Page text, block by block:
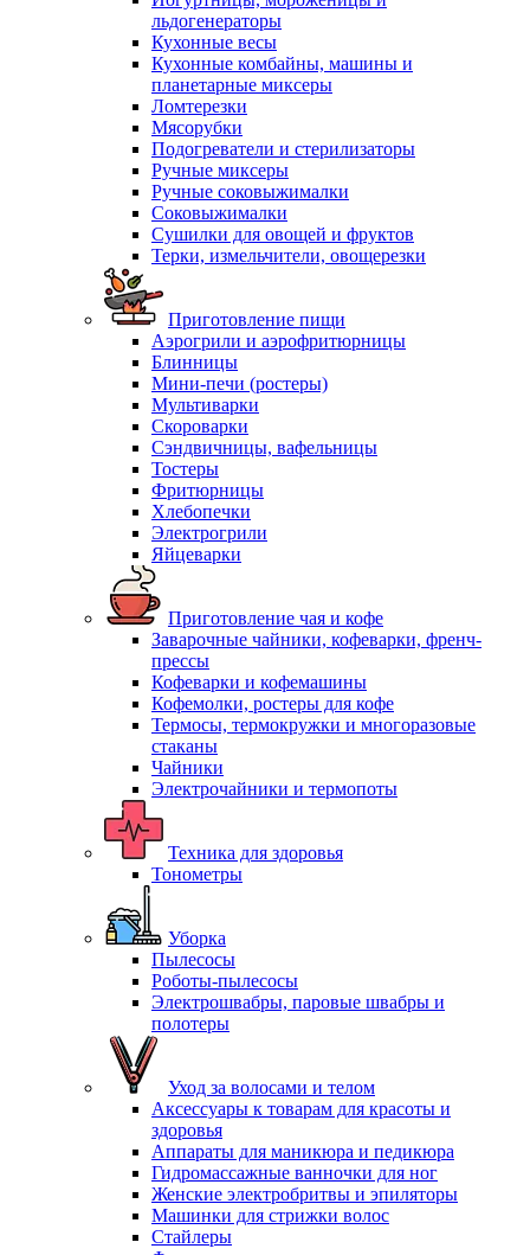
льдогенераторы
Кухонные весы
Кухонные комбайны, машины и
планетарные миксеры
Ломтерезки
Мясорубки
Подогреватели и стерилизаторы
Ручные миксеры
Ручные соковыжималки
Соковыжималки
Сушилки для овощей и фруктов
Терки, измельчители, овощерезки
Приготовление пищи
Аэрогрили и аэрофритюрницы
Блинницы
Мини-печи (ростеры)
Мультиварки
Скороварки
Сэндвичницы, вафельницы
Тостеры
Фритюрницы
Хлебопечки
Электрогрили
Яйцеварки
Приготовление чая и кофе
Заварочные чайники, кофеварки, френч-
прессы
Кофеварки и кофемашины
Кофемолки, ростеры для кофе
Термосы, термокружки и многоразовые
стаканы
Чайники
Электрочайники и термопоты
Техника для здоровья
Тонометры
Уборка
Пылесосы
Роботы-пылесосы
Электрошвабры, паровые швабры и
полотеры
Уход за волосами и телом
Аксессуары к товарам для красоты и
здоровья
Аппараты для маникюра и педикюра
Гидромассажные ванночки для ног
Женские электробритвы и эпиляторы
Машинки для стрижки волос
Стайлеры